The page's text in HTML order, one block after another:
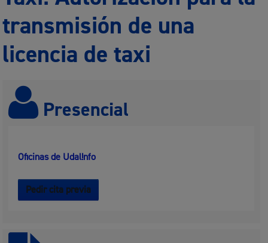
transmisión de una
licencia de taxi
Presencial
Oficinas de Udal!nfo
Pedir cita previa